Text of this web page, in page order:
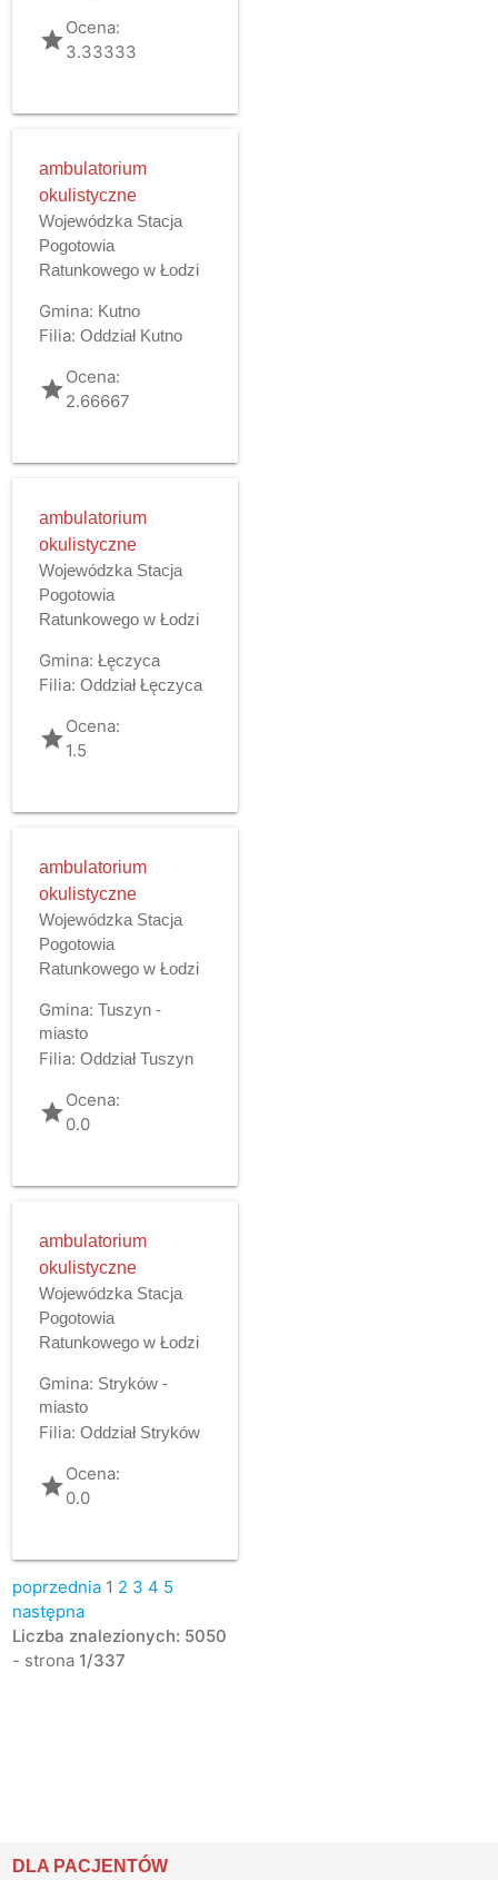
gradeOcena:
3.33333
ambulatorium
okulistyczne
Wojewódzka Stacja
Pogotowia
Ratunkowego w Łodzi
Gmina: Kutno
Filia: Oddział Kutno
gradeOcena:
2.66667
ambulatorium
okulistyczne
Wojewódzka Stacja
Pogotowia
Ratunkowego w Łodzi
Gmina: Łęczyca
Filia: Oddział Łęczyca
gradeOcena:
1.5
ambulatorium
okulistyczne
Wojewódzka Stacja
Pogotowia
Ratunkowego w Łodzi
Gmina: Tuszyn -
miasto
Filia: Oddział Tuszyn
gradeOcena:
0.0
ambulatorium
okulistyczne
Wojewódzka Stacja
Pogotowia
Ratunkowego w Łodzi
Gmina: Stryków -
miasto
Filia: Oddział Stryków
gradeOcena:
0.0
poprzednia 1 2 3 4 5
następna
Liczba znalezionych: 5050
- strona 1/337
DLA PACJENTÓW